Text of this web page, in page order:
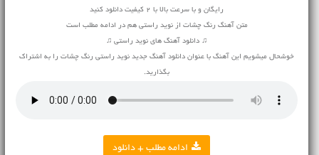
رایگان و با سرعت بالا با 2 کیفیت دانلود کنید
متن آهنگ رنگ چشات از نوید راستی هم در ادامه مطلب است
♫ دانلود آهنگ های نوید راستی ♫
خوشحال میشویم این آهنگ با عنوان دانلود آهنگ جدید نوید راستی رنگ چشات را به اشتراک
بگذارید.
ادامه مطلب + دانلود